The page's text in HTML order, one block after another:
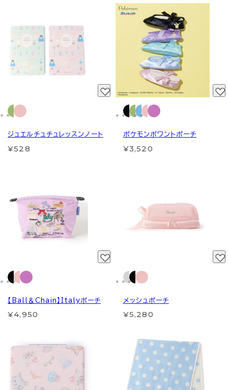
ジュエルチュチュレッスンノート
¥528
ポケモンポワントポーチ
¥3,520
【Ball＆Chain】Italyポーチ
¥4,950
メッシュポーチ
¥5,280